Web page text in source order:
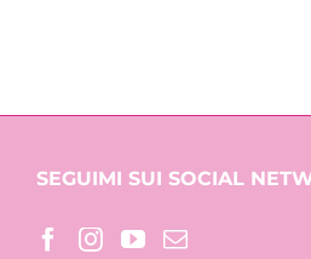
SEGUIMI SUI SOCIAL